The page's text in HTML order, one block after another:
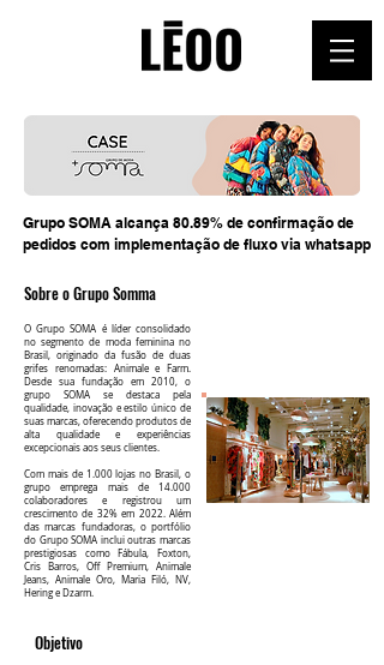
Grupo SOMA alcança 80.89% de confirmação de
pedidos com implementação de fluxo via whatsapp
Sobre o Grupo Somma
O Grupo SOMA é líder consolidado
no segmento de moda feminina no
Brasil, originado da fusão de duas
grifes renomadas: Animale e Farm.
Desde sua fundação em 2010, o
grupo SOMA se destaca pela
qualidade, inovação e estilo único de
suas marcas, oferecendo produtos de
alta qualidade e experiências
excepcionais aos seus clientes.
Com mais de 1.000 lojas no Brasil, o
grupo emprega mais de 14.000
colaboradores e registrou um
crescimento de 32% em 2022. Além
das marcas fundadoras, o portfólio
do Grupo SOMA inclui outras marcas
prestigiosas como Fábula, Foxton,
Cris Barros, Off Premium, Animale
Jeans, Animale Oro, Maria Filó, NV,
Hering e Dzarm.
Objetivo